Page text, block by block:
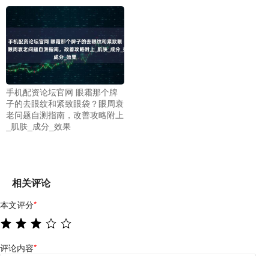
手机配资论坛官网 眼霜那个牌
子的去眼纹和紧致眼袋？眼周衰
老问题自测指南，改善攻略附上
_肌肤_成分_效果
相关评论
本文评分*
评论内容*